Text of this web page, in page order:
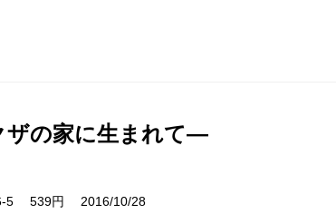
の家に生まれて―
5 539円 2016/10/28